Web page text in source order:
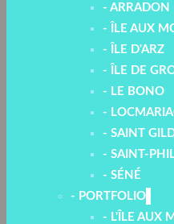
- ARRADON
- ÎLE AUX
- ÎLE D'ARZ
- ÎLE DE
- LE BONO
-
- SAINT
- SAINT-
- SÉNÉ
- PORTFOLIO
- L'ÎLE AUX